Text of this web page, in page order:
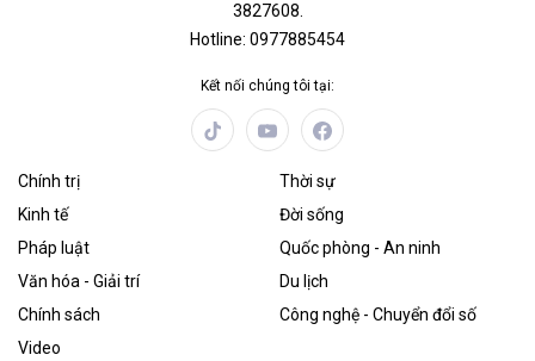
3827608.
Hotline: 0977885454
Kết nối chúng tôi tại:
Chính trị
Thời sự
Kinh tế
Đời sống
Pháp luật
Quốc phòng - An ninh
Văn hóa - Giải trí
Du lịch
Chính sách
Công nghệ - Chuyển đổi số
Video